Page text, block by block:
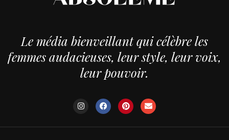
Le média bienveillant qui célèbre les
femmes audacieuses, leur style, leur voix,
leur pouvoir.